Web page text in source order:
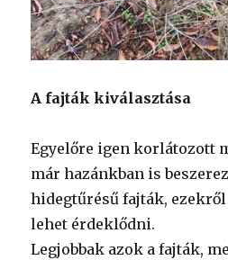
A fajták kiválasztása
Egyelőre igen korlátozott
már hazánkban is
hidegtűrésű fajták,
lehet érdeklődni.
Legjobbak azok a fajták,